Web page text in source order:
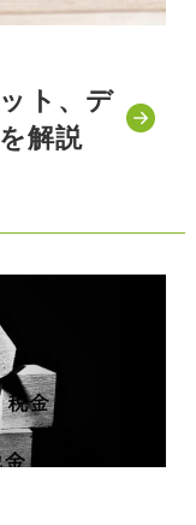
ト、デ
解説